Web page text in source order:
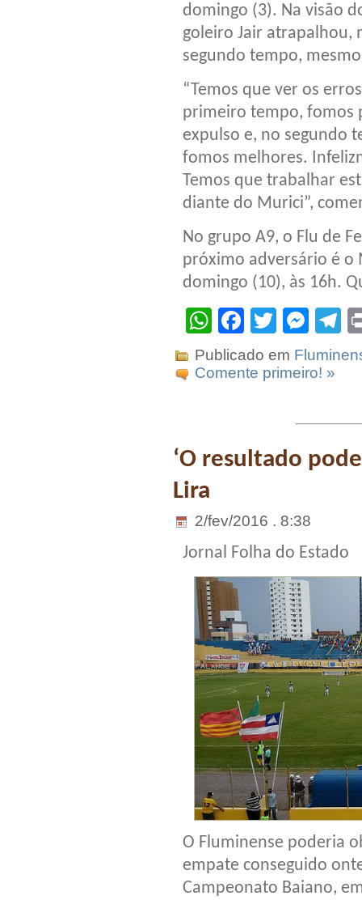
domingo (3). Na visão
goleiro Jair atrapalhou,
segundo tempo,
“Temos que ver os
primeiro tempo, fomos
expulso e, no segundo
fomos melhores.
Temos que trabalhar
diante do Murici”,
No grupo A9, o Flu de
próximo adversário é o
domingo (10), às 16h.
WhatsApp
Facebook
Twitter
Publicado em
Comente primeiro! »
‘O resultado
Lira
2/fev/2016 . 8:38
Jornal Folha do Estado
O Fluminense poderia
empate conseguido
Campeonato Baiano,